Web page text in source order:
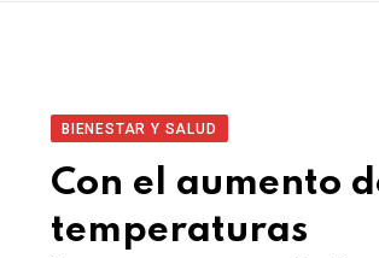
BIENESTAR Y SALUD
Con el aumento
temperaturas